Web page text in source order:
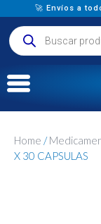
🚀 Envíos a
Home /
X 30 CAPSULAS